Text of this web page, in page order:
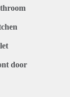
samengesteld.
door